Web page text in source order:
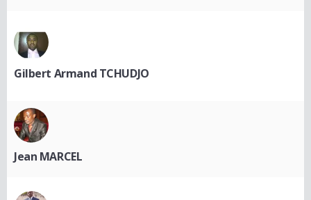
Gilbert Armand TCHUDJO
Jean MARCEL